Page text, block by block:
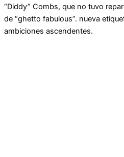
“Diddy” Combs, que no tuvo
de “ghetto fabulous”. nueva
ambiciones ascendentes.